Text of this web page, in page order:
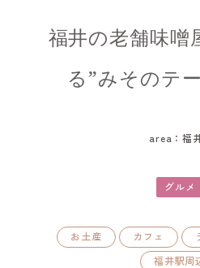
福井の老舗味噌
る”みそのテ
area：福
グルメ
お土産 カフェ
福井駅周